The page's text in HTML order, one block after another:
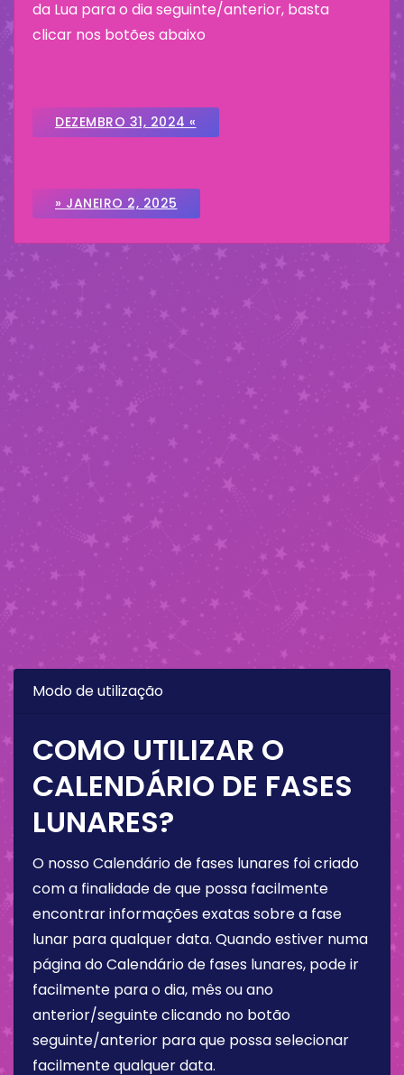
da Lua para o dia seguinte/anterior, basta
clicar nos botões abaixo
DEZEMBRO 31, 2024 «
» JANEIRO 2, 2025
Modo de utilização
COMO UTILIZAR O
CALENDÁRIO DE FASES
LUNARES?
O nosso Calendário de fases lunares foi criado
com a finalidade de que possa facilmente
encontrar informações exatas sobre a fase
lunar para qualquer data. Quando estiver numa
página do Calendário de fases lunares, pode ir
facilmente para o dia, mês ou ano
anterior/seguinte clicando no botão
seguinte/anterior para que possa selecionar
facilmente qualquer data.